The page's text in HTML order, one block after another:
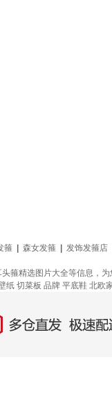
箍 森女发箍 发饰发箍店
箍精选图片大全等信息，
纸 切菜板 品牌 平底鞋 北欧
仓直发，极速配送